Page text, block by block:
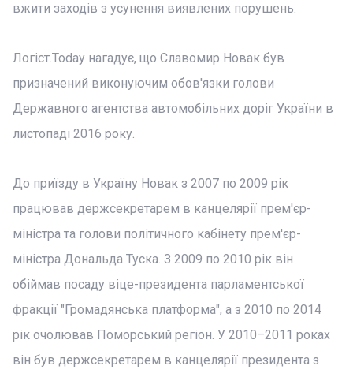
вжити заходів з усунення виявлених порушень.
Логіст.Today нагадує, що Славомир Новак був
призначений виконуючим обов'язки голови
Державного агентства автомобільних доріг України в
листопаді 2016 року.
До приїзду в Україну Новак з 2007 по 2009 рік
працював держсекретарем в канцелярії прем'єр-
міністра та голови політичного кабінету прем'єр-
міністра Дональда Туска. З 2009 по 2010 рік він
обіймав посаду віце-президента парламентської
фракції "Громадянська платформа", а з 2010 по 2014
рік очолював Поморський регіон. У 2010–2011 роках
він був держсекретарем в канцелярії президента з